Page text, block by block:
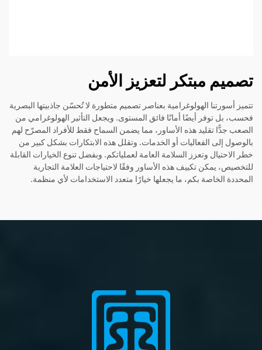
تصميم مبتكر لتعزيز الأمن
تتميز أسورتنا الهولوغرامية بعناصر تصميم متطورة لا تُحسّن جاذبيتها البصرية
فحسب، بل توفر أيضًا أمانًا فائق المستوى. ويجعل التأثير الهولوغرامي من
الصعب جدًّا تقليد هذه الأساور، مما يضمن السماح فقط للأفراد المصرّح لهم
بالوصول إلى الفعاليات أو الخدمات. وتقلل هذه الابتكارات بشكل كبير من
خطر الاحتيال وتعزز السلامة العامة لعملياتكم. وبفضل تنوع الخيارات القابلة
للتخصيص، يمكن تكييف هذه الأساور وفقًا لاحتياجات العلامة التجارية
المحددة الخاصة بكم، ما يجعلها خيارًا متعدد الاستخدامات لأي منظمة.